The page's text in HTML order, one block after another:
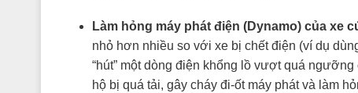
Làm hỏng máy phát điện (Dynamo) của xe
nhỏ hơn nhiều so với xe bị chết điện (ví dụ
“hút” một dòng điện khổng lồ vượt quá
hộ bị quá tải, gây cháy đi-ốt máy phát và làm